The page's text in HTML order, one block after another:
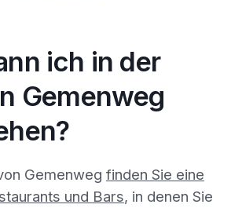
ich in der
Gemenweg
Gemenweg finden Sie eine
und Bars, in denen Sie